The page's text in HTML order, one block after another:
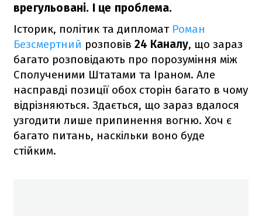
врегульовані. І це проблема.
Історик, політик та дипломат Роман
Безсмертний розповів 24 Каналу, що зараз
багато розповідають про порозуміння між
Сполученими Штатами та Іраном. Але
насправді позиції обох сторін багато в чому
відрізняються. Здається, що зараз вдалося
узгодити лише припинення вогню. Хоч є
багато питань, наскільки воно буде
стійким.